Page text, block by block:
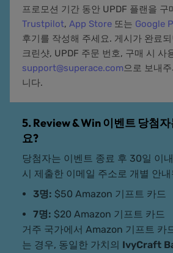
프로모션 기간 동안 UPDF 플랜을 구
Trustpilot, App Store 또는 Google
후기를 작성해 주세요. 게시가 완료
크린샷, UPDF 주문 번호, 구매 시 사
support@superace.com으로 보내
니다.
5. Review & Win 이벤트 당첨
요?
당첨자는 이벤트 종료 후 30일 이
시 제출한 이메일 주소로 개별 안
3명: $50 Amazon 기프트 카드
7명: $20 Amazon 기프트 카드
거주 국가에서 Amazon 기프트 카
는 경우, 동일한 가치의 IvyCraft